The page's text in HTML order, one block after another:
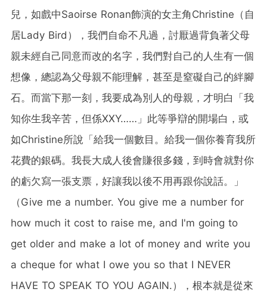
兒，如戲中Saoirse Ronan飾演的女主角Christine（自
居Lady Bird），我們自命不凡過，討厭過背負著父母
親未經自己同意而改的名字，我們對自己的人生有一個
想像，總認為父母親不能理解，甚至是窒礙自己的絆腳
石。而當下那一刻，我要成為別人的母親，才明白「我
知你生我辛苦，但係XXY……」此等爭辯的開場白，或
如Christine所說「給我一個數目。給我一個你養育我所
花費的銀碼。我長大成人後會賺很多錢，到時會就對你
的虧欠寫一張支票，好讓我以後不用再跟你說話。」
（Give me a number. You give me a number for
how much it cost to raise me, and I'm going to
get older and make a lot of money and write you
a cheque for what I owe you so that I NEVER
HAVE TO SPEAK TO YOU AGAIN.），根本就是從來